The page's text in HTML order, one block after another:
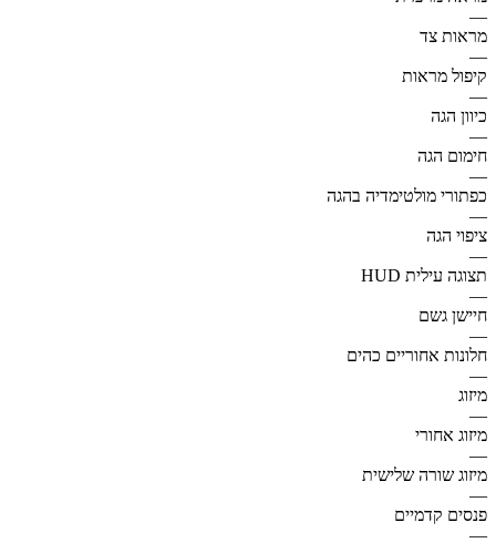
—
מראות צד
—
קיפול מראות
—
כיוון הגה
—
חימום הגה
—
כפתורי מולטימדיה בהגה
—
ציפוי הגה
—
תצוגה עילית HUD
—
חיישן גשם
—
חלונות אחוריים כהים
—
מיזוג
—
מיזוג אחורי
—
מיזוג שורה שלישית
—
פנסים קדמיים
—